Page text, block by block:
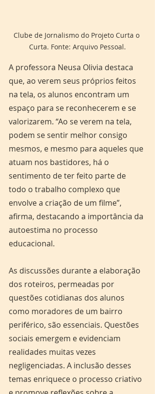
Clube de Jornalismo do Projeto Curta o
Curta. Fonte: Arquivo Pessoal.
A professora Neusa Olivia destaca
que, ao verem seus próprios feitos
na tela, os alunos encontram um
espaço para se reconhecerem e se
valorizarem. “Ao se verem na tela,
podem se sentir melhor consigo
mesmos, e mesmo para aqueles que
atuam nos bastidores, há o
sentimento de ter feito parte de
todo o trabalho complexo que
envolve a criação de um filme”,
afirma, destacando a importância da
autoestima no processo
educacional.
As discussões durante a elaboração
dos roteiros, permeadas por
questões cotidianas dos alunos
como moradores de um bairro
periférico, são essenciais. Questões
sociais emergem e evidenciam
realidades muitas vezes
negligenciadas. A inclusão desses
temas enriquece o processo criativo